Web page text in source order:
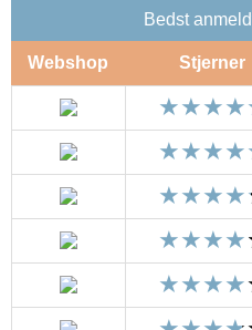
Bedst
Webshop Stjerner